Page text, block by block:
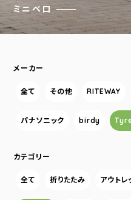
ミニベロ
メーカー
全て その他 RITEWAY
パナソニック birdy
カテゴリー
全て 折りたたみ アウトレ